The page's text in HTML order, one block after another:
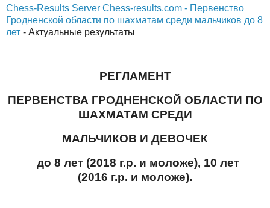
Chess-Results Server Chess-results.com - Первенство
Гродненской области по шахматам среди мальчиков до 8
лет - Актуальные результаты
РЕГЛАМЕНТ
ПЕРВЕНСТВА ГРОДНЕНСКОЙ ОБЛАСТИ ПО
ШАХМАТАМ СРЕДИ
МАЛЬЧИКОВ И ДЕВОЧЕК
до 8 лет (2018 г.р. и моложе), 10 лет
(2016 г.р. и моложе).